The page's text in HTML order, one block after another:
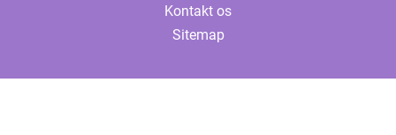
Kontakt os
Sitemap